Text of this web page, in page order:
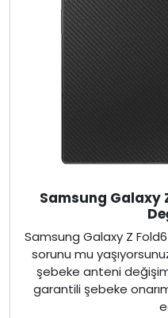
Samsung Galaxy
Samsung Galaxy Z
sorunu mu
şebeke anteni
garantili şebeke